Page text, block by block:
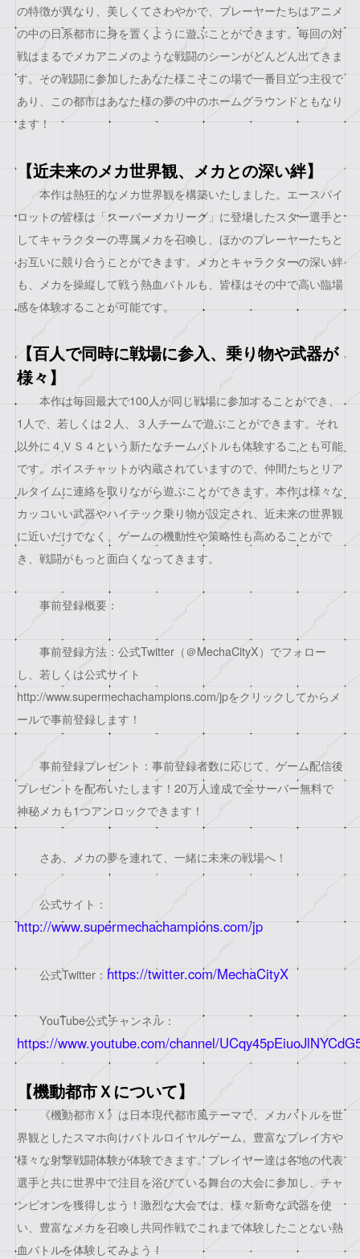
の特徴が異なり、美しくてさわやかで、プレーヤーたちはアニメ
の中の日系都市に身を置くように遊ぶことができます。毎回の対
戦はまるでメカアニメのような戦闘のシーンがどんどん出てきま
す。その戦闘に参加したあなた様こそこの場で一番目立つ主役で
あり、この都市はあなた様の夢の中のホームグラウンドともなり
ます！
【近未来のメカ世界観、メカとの深い絆】
本作は熱狂的なメカ世界観を構築いたしました。エースパイ
ロットの皆様は「スーパーメカリーグ」に登場したスター選手と
してキャラクターの専属メカを召喚し、ほかのプレーヤーたちと
お互いに競り合うことができます。メカとキャラクターの深い絆
も、メカを操縦して戦う熱血バトルも、皆様はその中で高い臨場
感を体験することが可能です。
【百人で同時に戦場に参入、乗り物や武器が
様々】
本作は毎回最大で100人が同じ戦場に参加することができ、
1人で、若しくは２人、３人チームで遊ぶことができます。それ
以外に４ＶＳ４という新たなチームバトルも体験することも可能
です。ボイスチャットが内蔵されていますので、仲間たちとリア
ルタイムに連絡を取りながら遊ぶことができます。本作は様々な
カッコいい武器やハイテック乗り物が設定され、近未来の世界観
に近いだけでなく、ゲームの機動性や策略性も高めることがで
き、戦闘がもっと面白くなってきます。
事前登録概要：
事前登録方法：公式Twitter（＠MechaCityX）でフォロー
し、若しくは公式サイト
http://www.supermechachampions.com/jpをクリックしてからメ
ールで事前登録します！
事前登録プレゼント：事前登録者数に応じて、ゲーム配信後
プレゼントを配布いたします！20万人達成で全サーバー無料で
神秘メカも1つアンロックできます！
さあ、メカの夢を連れて、一緒に未来の戦場へ！
公式サイト：
http://www.supermechachampions.com/jp
公式Twitter： https://twitter.com/MechaCityX
YouTube公式チャンネル：
https://www.youtube.com/channel/
【機動都市Ｘについて】
《機動都市Ｘ》は日本現代都市風テーマで、メカバトルを世
界観としたスマホ向けバトルロイヤルゲーム。豊富なプレイ方や
様々な射撃戦闘体験が体験できます。プレイヤー達は各地の代表
選手と共に世界中で注目を浴びている舞台の大会に参加し、チャ
ンピオンを獲得しよう！激烈な大会では、様々新奇な武器を使
い、豊富なメカを召喚し共同作戦でこれまで体験したことない熱
血バトルを体験してみよう！